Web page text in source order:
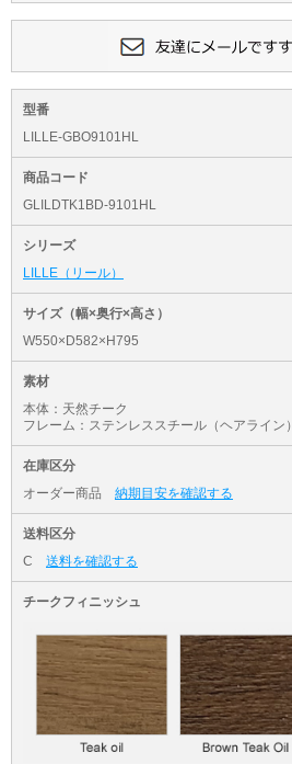
型番
LILLE-GBO9101HL
商品コード
GLILDTK1BD-9101HL
シリーズ
LILLE（リール）
サイズ（幅×奥行×高さ）
W550×D582×H795
素材
本体：天然チーク
フレーム：ステンレススチール（ヘアライン）
在庫区分
オーダー商品 納期目安を確認する
送料区分
C 送料を確認する
チークフィニッシュ